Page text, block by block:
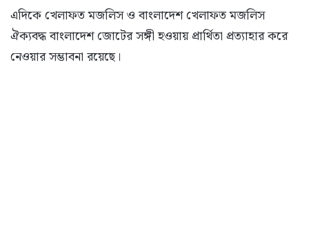
এদিকে খেলাফত মজলিস ও বাংলাদেশ খেলাফত মজলিস
ঐক্যবদ্ধ বাংলাদেশ জোটের সঙ্গী হওয়ায় প্রার্থিতা প্রত্যাহার করে
নেওয়ার সম্ভাবনা রয়েছে।